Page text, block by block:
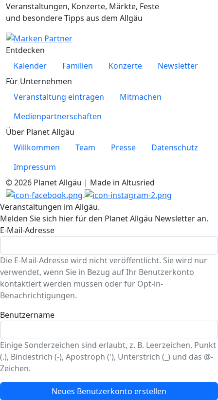
Veranstaltungen, Konzerte, Märkte, Feste
und besondere Tipps aus dem Allgäu
Entdecken
Kalender
Familien Konzerte
Newsletter
Für Unternehmen
Veranstaltung eintragen
Mitmachen
Medienpartnerschaften
Über Planet Allgäu
Willkommen
Team Presse
Datenschutz
Impressum
© 2026 Planet Allgäu | Made in Altusried
Veranstaltungen im Allgäu.
Melden Sie sich hier für den Planet Allgäu Newsletter an.
E-Mail-Adresse
Die E-Mail-Adresse wird nicht veröffentlicht. Sie wird nur
verwendet, wenn Sie in Bezug auf Ihr Benutzerkonto
kontaktiert werden müssen oder für Opt-in-
Benachrichtigungen.
Benutzername
Einige Sonderzeichen sind erlaubt, z. B. Leerzeichen, Punkt
(.), Bindestrich (-), Apostroph ('), Unterstrich (_) und das @-
Zeichen.